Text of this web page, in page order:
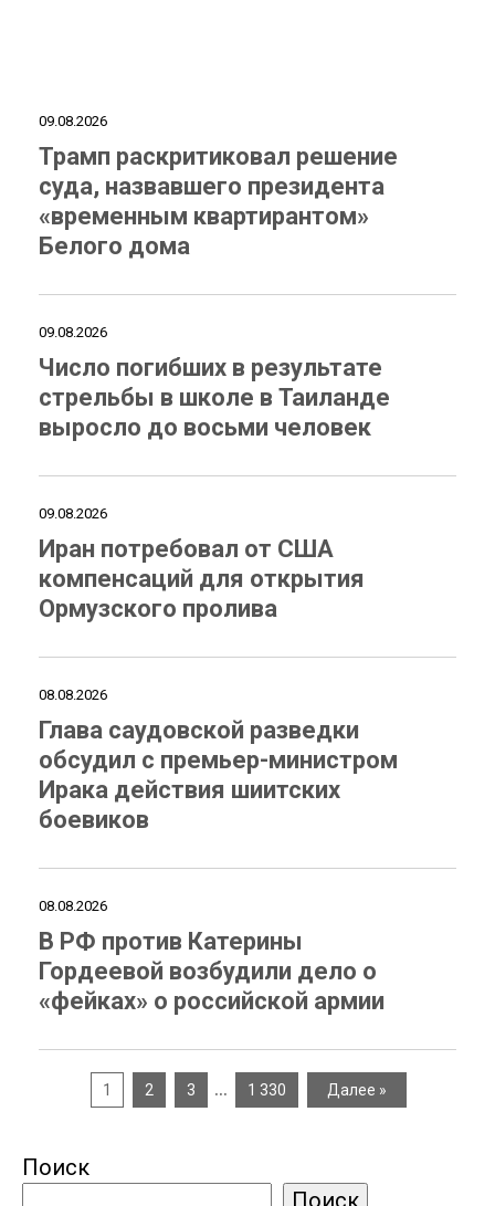
09.08.2026
Трамп раскритиковал решение
суда, назвавшего президента
«временным квартирантом»
Белого дома
09.08.2026
Число погибших в результате
стрельбы в школе в Таиланде
выросло до восьми человек
09.08.2026
Иран потребовал от США
компенсаций для открытия
Ормузского пролива
08.08.2026
Глава саудовской разведки
обсудил с премьер-министром
Ирака действия шиитских
боевиков
08.08.2026
В РФ против Катерины
Гордеевой возбудили дело о
«фейках» о российской армии
1 2 3 … 1 330 Далее »
Поиск
Поиск